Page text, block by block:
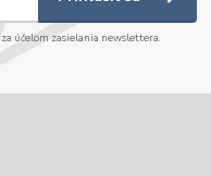
za účelom zasielania newslettera.